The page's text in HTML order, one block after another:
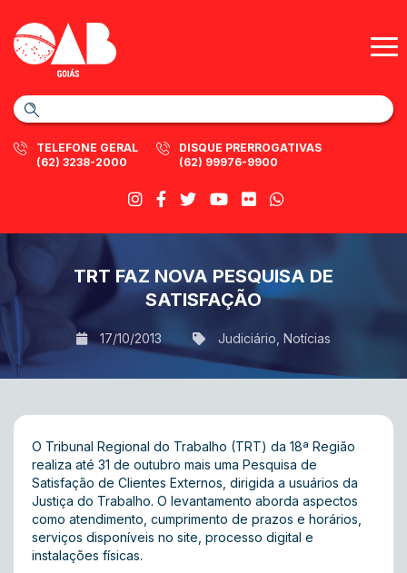
TELEFONE GERAL
(62) 3238-2000
DISQUE PRERROGATIVAS
(62) 99976-9900
TRT FAZ NOVA PESQUISA DE
SATISFAÇÃO
17/10/2013 Judiciário Notícias
O Tribunal Regional do Trabalho (TRT) da 18ª Região
realiza até 31 de outubro mais uma Pesquisa de
Satisfação de Clientes Externos , dirigida a usuários da
Justiça do Trabalho. O levantamento aborda aspectos
como atendimento, cumprimento de prazos e horários,
serviços disponíveis no site, processo digital e
instalações físicas.